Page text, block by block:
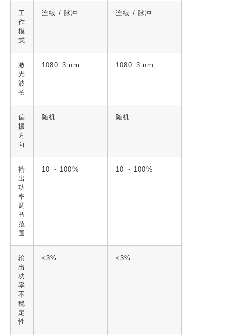
工
作
模
式
连续 / 脉冲 连续 / 脉冲
激
光
波
长
1080±3 nm 1080±3 nm
偏
振
方
向
随机 随机
输
出
功
率
调
节
范
围
10 ~ 100% 10 ~ 100%
输
出
功
率
不
稳
定
性
<3% <3%